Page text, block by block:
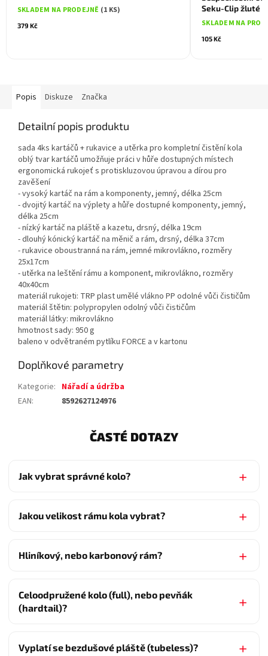
SKLADEM NA PRODEJNĚ (1 KS)
379 Kč
Seku-Clip žluté
SKLADEM NA
105 Kč
Popis Diskuze Značka
Detailní popis produktu
sada 4ks kartáčů + rukavice a utěrka pro kompletní čistění kola
oblý tvar kartáčů umožňuje práci v hůře dostupných místech
ergonomická rukojeť s protiskluzovou úpravou a dírou pro
zavěšení
- vysoký kartáč na rám a komponenty, jemný, délka 25cm
- dvojitý kartáč na výplety a hůře dostupné komponenty, jemný,
délka 25cm
- nízký kartáč na pláště a kazetu, drsný, délka 19cm
- dlouhý kónický kartáč na měnič a rám, drsný, délka 37cm
- rukavice oboustranná na rám, jemné mikrovlákno, rozměry
25x17cm
- utěrka na leštění rámu a komponent, mikrovlákno, rozměry
40x40cm
materiál rukojeti: TRP plast umělé vlákno PP odolné vůči čističům
materiál štětin: polypropylen odolný vůči čističům
materiál látky: mikrovlákno
hmotnost sady: 950 g
baleno v odvětraném pytlíku FORCE a v kartonu
Doplňkové parametry
Kategorie: Nářadí a údržba
EAN: 8592627124976
ČASTÉ DOTAZY
Jak vybrat správné kolo?
Jakou velikost rámu kola vybrat?
Hliníkový, nebo karbonový rám?
Celoodpružené kolo (full), nebo pevňák
(hardtail)?
Vyplatí se bezdušové pláště (tubeless)?